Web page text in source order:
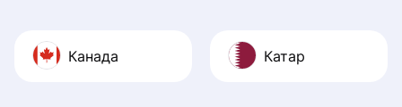
Канада Катар